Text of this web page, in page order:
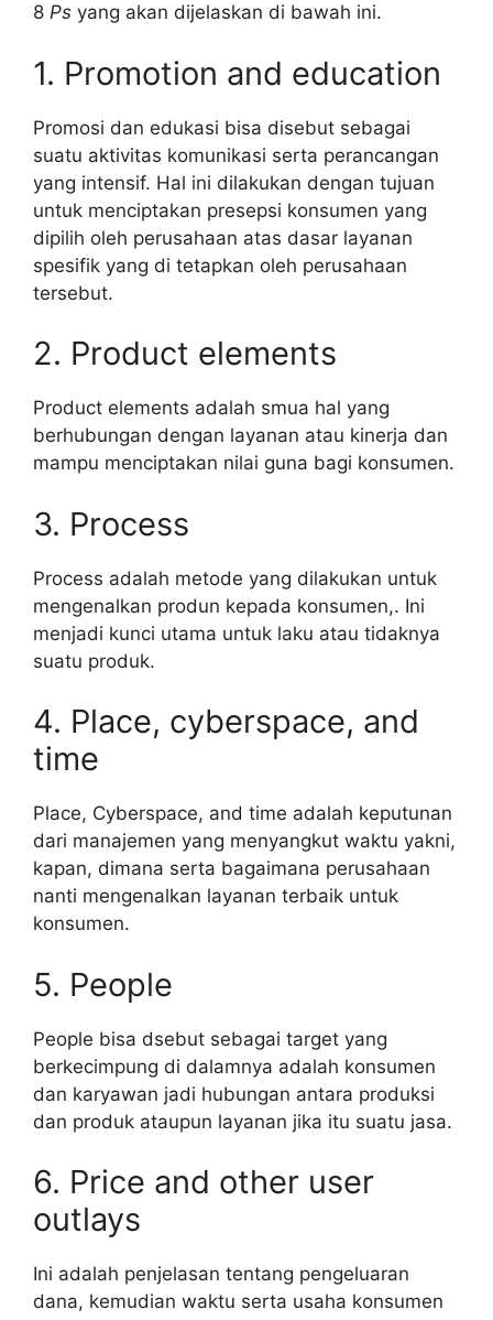
8 Ps yang akan dijelaskan di bawah ini.
1. Promotion and education
Promosi dan edukasi bisa disebut sebagai
suatu aktivitas komunikasi serta perancangan
yang intensif. Hal ini dilakukan dengan tujuan
untuk menciptakan presepsi konsumen yang
dipilih oleh perusahaan atas dasar layanan
spesifik yang di tetapkan oleh perusahaan
tersebut.
2. Product elements
Product elements adalah smua hal yang
berhubungan dengan layanan atau kinerja dan
mampu menciptakan nilai guna bagi konsumen.
3. Process
Process adalah metode yang dilakukan untuk
mengenalkan produn kepada konsumen,. Ini
menjadi kunci utama untuk laku atau tidaknya
suatu produk.
4. Place, cyberspace, and
time
Place, Cyberspace, and time adalah keputunan
dari manajemen yang menyangkut waktu yakni,
kapan, dimana serta bagaimana perusahaan
nanti mengenalkan layanan terbaik untuk
konsumen.
5. People
People bisa dsebut sebagai target yang
berkecimpung di dalamnya adalah konsumen
dan karyawan jadi hubungan antara produksi
dan produk ataupun layanan jika itu suatu jasa.
6. Price and other user
outlays
Ini adalah penjelasan tentang pengeluaran
dana, kemudian waktu serta usaha konsumen